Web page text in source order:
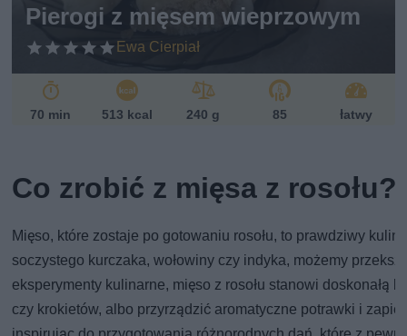
Pierogi z mięsem wieprzowym
Ewa Cierpiał
70 min 513 kcal 240 g 85 łatwy
Co zrobić z mięsa z rosołu?
Mięso, które zostaje po gotowaniu rosołu, to prawdziwy
soczystego kurczaka, wołowiny czy indyka, możemy
eksperymenty kulinarne, mięso z rosołu stanowi doskonałą
czy krokietów, albo przyrządzić aromatyczne potrawki i